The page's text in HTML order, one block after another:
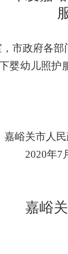
市政府各部
婴幼儿照护
嘉峪关市人
2020年7
嘉峪